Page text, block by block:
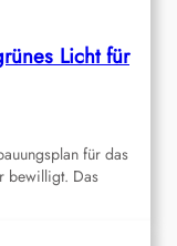
Licht für
für das
bewilligt. Das